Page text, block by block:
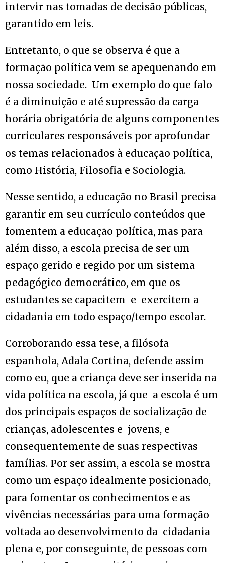
intervir nas tomadas de decisão públicas,
garantido em leis.
Entretanto, o que se observa é que a
formação política vem se apequenando em
nossa sociedade. Um exemplo do que falo
é a diminuição e até supressão da carga
horária obrigatória de alguns componentes
curriculares responsáveis por aprofundar
os temas relacionados à educação política,
como História, Filosofia e Sociologia.
Nesse sentido, a educação no Brasil precisa
garantir em seu currículo conteúdos que
fomentem a educação política, mas para
além disso, a escola precisa de ser um
espaço gerido e regido por um sistema
pedagógico democrático, em que os
estudantes se capacitem e exercitem a
cidadania em todo espaço/tempo escolar.
Corroborando essa tese, a filósofa
espanhola, Adala Cortina, defende assim
como eu, que a criança deve ser inserida na
vida política na escola, já que a escola é um
dos principais espaços de socialização de
crianças, adolescentes e jovens, e
consequentemente de suas respectivas
famílias. Por ser assim, a escola se mostra
como um espaço idealmente posicionado,
para fomentar os conhecimentos e as
vivências necessárias para uma formação
voltada ao desenvolvimento da cidadania
plena e, por conseguinte, de pessoas com